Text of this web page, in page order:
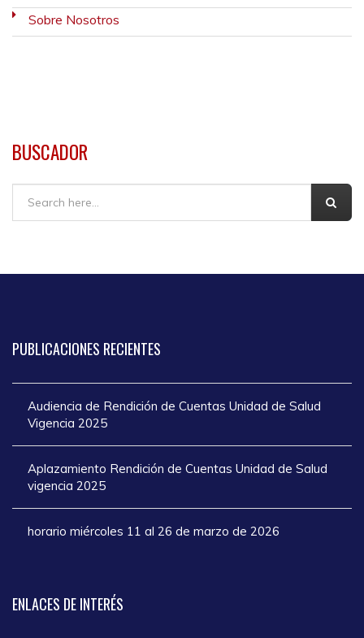
Sobre Nosotros
BUSCADOR
Buscar
PUBLICACIONES RECIENTES
Audiencia de Rendición de Cuentas Unidad de Salud
Vigencia 2025
Aplazamiento Rendición de Cuentas Unidad de Salud
vigencia 2025
horario miércoles 11 al 26 de marzo de 2026
ENLACES DE INTERÉS